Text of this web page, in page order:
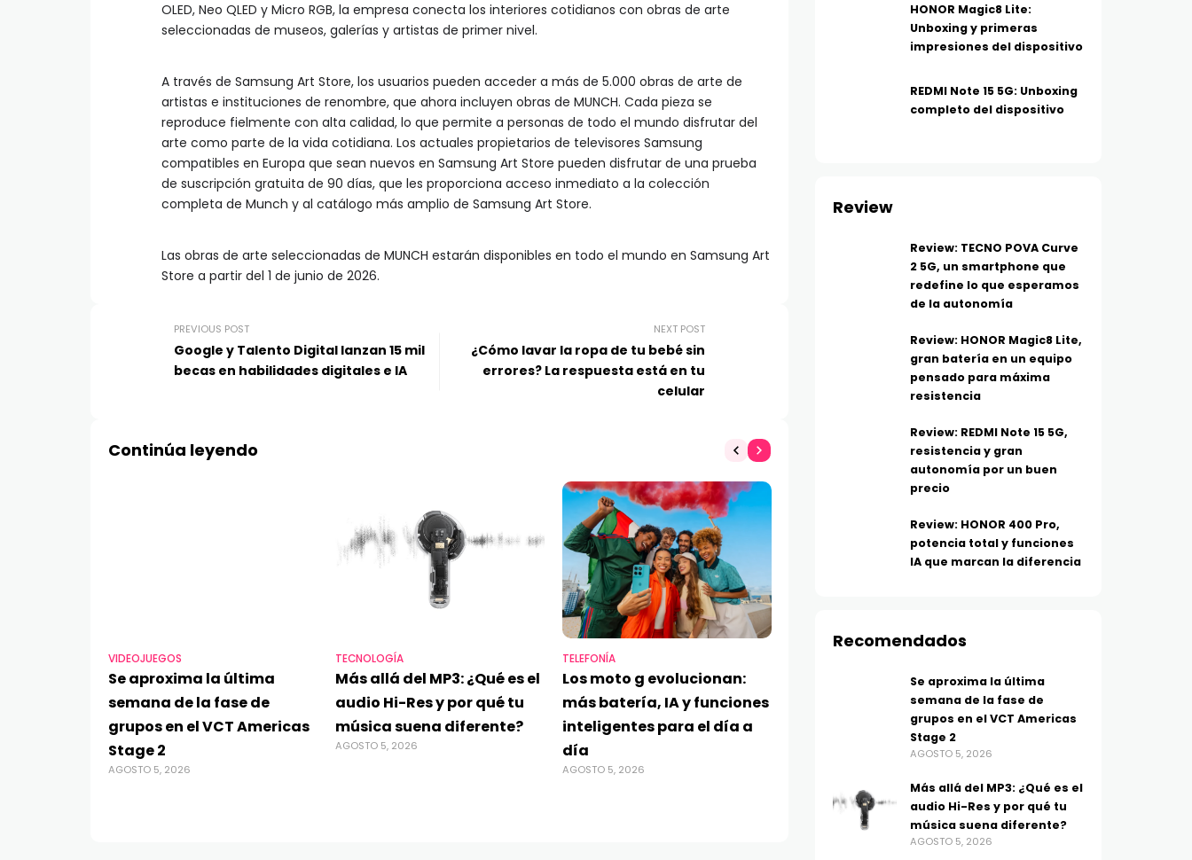
OLED, Neo QLED y Micro RGB, la empresa conecta los interiores cotidianos con obras de arte
seleccionadas de museos, galerías y artistas de primer nivel.
A través de Samsung Art Store, los usuarios pueden acceder a más de 5.000 obras de arte de
artistas e instituciones de renombre, que ahora incluyen obras de MUNCH. Cada pieza se
reproduce fielmente con alta calidad, lo que permite a personas de todo el mundo disfrutar del
arte como parte de la vida cotidiana. Los actuales propietarios de televisores Samsung
compatibles en Europa que sean nuevos en Samsung Art Store pueden disfrutar de una prueba
de suscripción gratuita de 90 días, que les proporciona acceso inmediato a la colección
completa de Munch y al catálogo más amplio de Samsung Art Store.
Las obras de arte seleccionadas de MUNCH estarán disponibles en todo el mundo en Samsung Art
Store a partir del 1 de junio de 2026.
PREVIOUS POST
Google y Talento Digital lanzan 15 mil
becas en habilidades digitales e IA
NEXT POST
¿Cómo lavar la ropa de tu bebé sin
errores? La respuesta está en tu
celular
Continúa leyendo
VIDEOJUEGOS
Se aproxima la última
semana de la fase de
grupos en el VCT Americas
Stage 2
AGOSTO 5, 2026
TECNOLOGÍA
Más allá del MP3: ¿Qué es el
audio Hi-Res y por qué tu
música suena diferente?
AGOSTO 5, 2026
TELEFONÍA
Los moto g evolucionan:
más batería, IA y funciones
inteligentes para el día a
día
AGOSTO 5, 2026
Cuando la infraestructura
deja de ser invisible
Moonlighter 2: The
Vault se lanzará el 2 de
septiembre en PC y
Steam
AGOSTO 5, 2026
HONOR Magic8 Lite:
Unboxing y primeras
impresiones del dispositivo
REDMI Note 15 5G: Unboxing
completo del dispositivo
Review
Review: TECNO POVA Curve
2 5G, un smartphone que
redefine lo que esperamos
de la autonomía
Review: HONOR Magic8 Lite,
gran batería en un equipo
pensado para máxima
resistencia
Review: REDMI Note 15 5G,
resistencia y gran
autonomía por un buen
precio
Review: HONOR 400 Pro,
potencia total y funciones
IA que marcan la diferencia
Recomendados
Se aproxima la última
semana de la fase de
grupos en el VCT Americas
Stage 2
AGOSTO 5, 2026
Más allá del MP3: ¿Qué es el
audio Hi-Res y por qué tu
música suena diferente?
AGOSTO 5, 2026